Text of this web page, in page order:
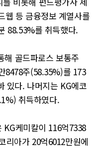
웹 등 금융정보 계열사를
88.53%를 취득했다.
해 골드파로스 보통주
8478주(58.35%)를 173
있다. 나머지는 KG에코
취득하였다.
케미칼이 116억7338
리아가 20억6012만원에